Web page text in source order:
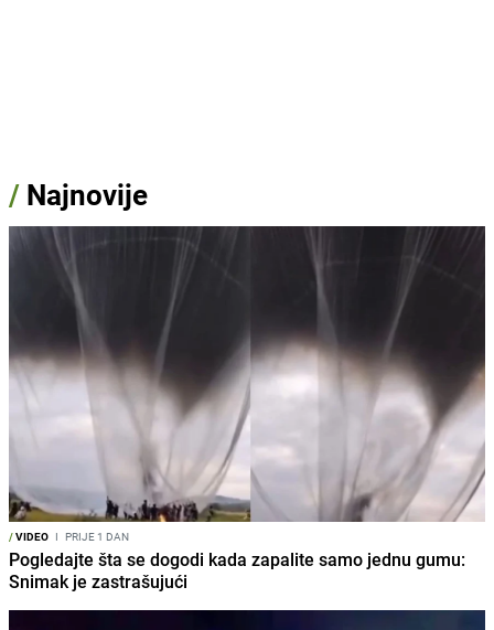
/ Najnovije
/VIDEO I PRIJE 1 DAN
Pogledajte šta se dogodi kada zapalite samo jednu gumu:
Snimak je zastrašujući